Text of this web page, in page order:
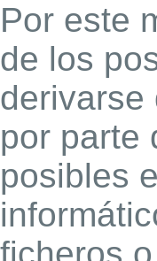
Por este
de los
derivarse
por parte
posibles